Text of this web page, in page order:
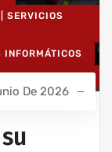
SERVICIOS
INFORMÁTICOS
De 2026